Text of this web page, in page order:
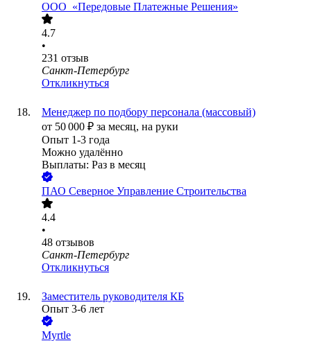
ООО «Передовые Платежные Решения»
4.7
•
231 отзыв
Санкт-Петербург
Откликнуться
Менеджер по подбору персонала (массовый)
от 50 000 ₽ за месяц, на руки
Опыт 1-3 года
Можно удалённо
Выплаты: Раз в месяц
ПАО Северное Управление Строительства
4.4
•
48 отзывов
Санкт-Петербург
Откликнуться
Заместитель руководителя КБ
Опыт 3-6 лет
Myrtle